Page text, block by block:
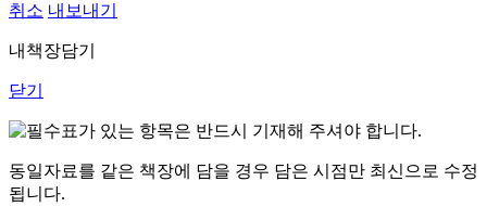
취소 내보내기
내책장담기
닫기
표가 있는 항목은 반드시 기재해 주셔야 합니다.
동일자료를 같은 책장에 담을 경우 담은 시점만 최신으로 수정
됩니다.